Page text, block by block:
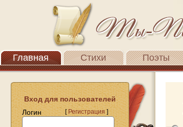
Главная Стихи Поэты
Вход для пользователей
Логин
[Регистрация]